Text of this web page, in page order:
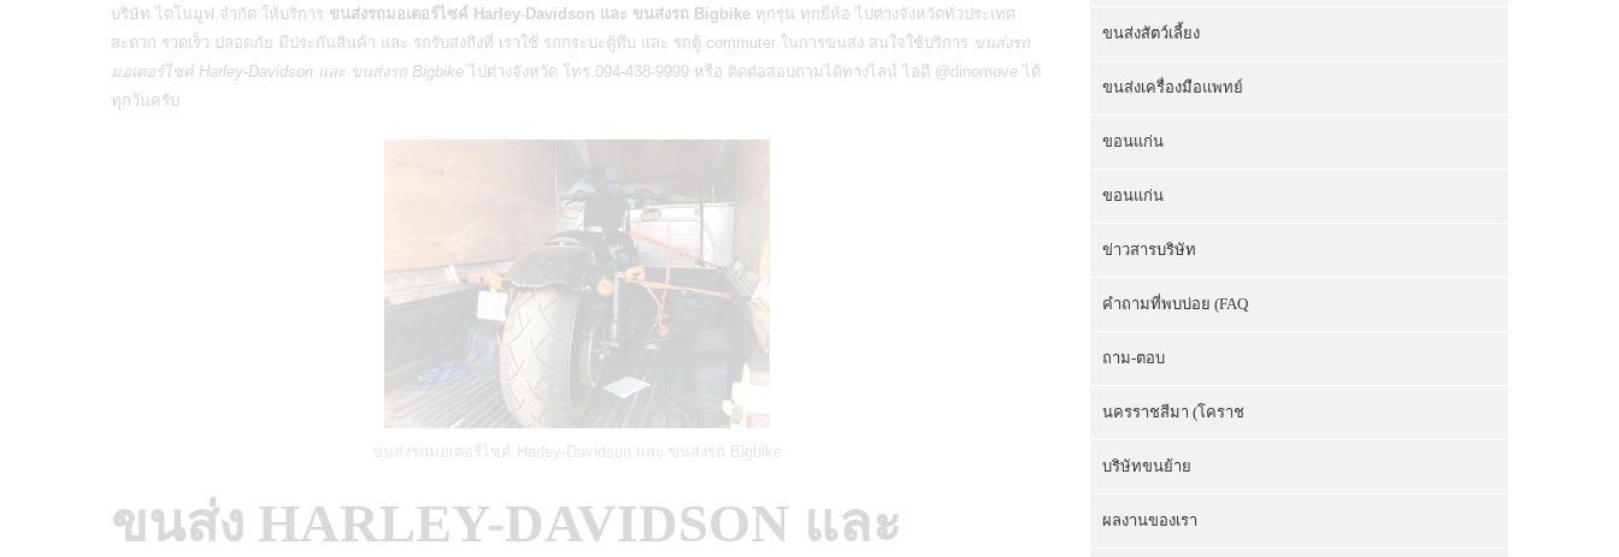
บริษัท ไดโนมูฟ จำกัด ให้บริการ ขนส่งรถมอเตอร์ไซค์ Harley-Davidson และ ขนส่งรถ Bigbike ทุกรุ่น ทุกยี่ห้อ ไปต่างจังหวัดทั่วประเทศ
สะดวก รวดเร็ว ปลอดภัย มีประกันสินค้า และ รถรับส่งถึงที่ เราใช้ รถกระบะตู้ทึบ และ รถตู้ commuter ในการขนส่ง สนใจใช้บริการ ขนส่งรถ
มอเตอร์ไซค์ Harley-Davidson และ ขนส่งรถ Bigbike ไปต่างจังหวัด โทร.094-438-9999 หรือ ติดต่อสอบถามได้ทางไลน์ ไอดี @dinomove ได้
ทุกวันครับ
ขนส่งรถมอเตอร์ไซค์ Harley-Davidson และ ขนส่งรถ Bigbike
ขนส่ง HARLEY-DAVIDSON และ
ขนส่งสัตว์เลี้ยง
ขนส่งเครื่องมือแพทย์
ขอนแก่น
ขอนแก่น
ข่าวสารบริษัท
คำถามที่พบบ่อย (FAQ
ถาม-ตอบ
นครราชสีมา (โคราช
บริษัทขนย้าย
ผลงานของเรา